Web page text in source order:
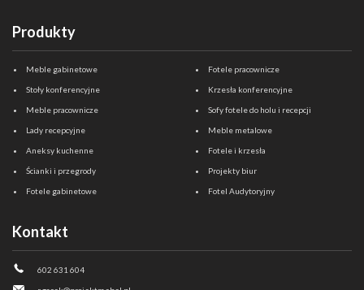
Produkty
Meble gabinetowe
Stoły konferencyjne
Meble pracownicze
Lady recepcyjne
Aneksy kuchenne
Ścianki i przegrody
Fotele gabinetowe
Fotele pracownicze
Krzesła konferencyjne
Sofy fotele do holu i recepcji
Meble metalowe
Fotele i krzesła
Projekty biur
Fotel Audytoryjny
Kontakt
602 631 604